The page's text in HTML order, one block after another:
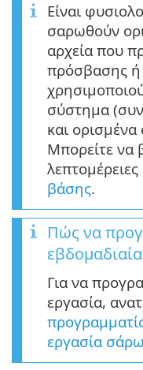
Είναι
σαρωθούν
αρχεία που
πρόσβασης ή
σύστημα
και
Μπορείτε να
βάσης.
Πώς να
Για να
εργασία,
εργασία